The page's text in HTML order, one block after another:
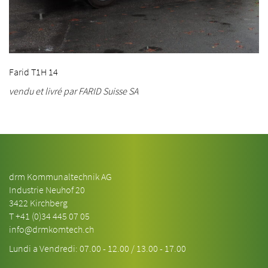
Farid T1H 14
vendu et livré par FARID Suisse SA
drm Kommunaltechnik AG
Industrie Neuhof 20
3422 Kirchberg
T+41 (0)34 445 07 05
info@drmkomtech.ch
Lundi a Vendredi: 07.00 - 12.00 / 13.00 - 17.00